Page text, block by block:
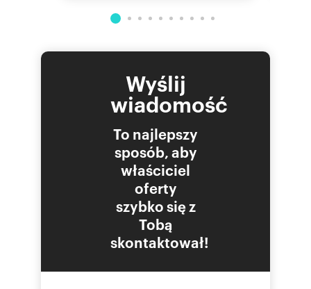
Numer oferty: BCN-MS-289
Wyślij
wiadomość
To najlepszy
sposób, aby
właściciel
oferty
szybko się z
Tobą
skontaktował!